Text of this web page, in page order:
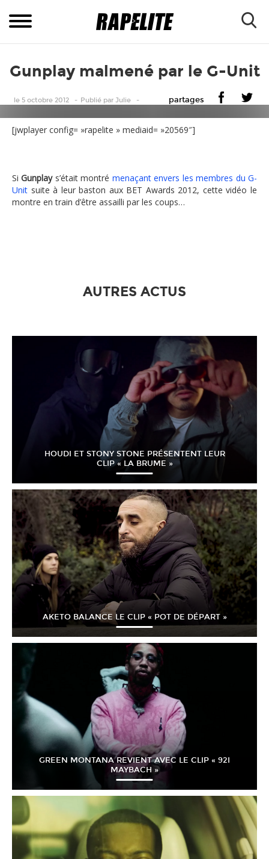
Gunplay malmené par le G-Unit
le 5 octobre 2012 Publiépar Julie partages
[jwplayer config= »rapelite » mediaid= »20569″]
SiGunplays’était montré menaçant envers les membres du G-
Unit suite à leur baston aux BET Awards 2012, cette vidéo le
montre en train d’être assailli par les coups…
AUTRES ACTUS
HOUDI ET STONY STONE PRÉSENTENT LEUR
CLIP « LA BRUME »
AKETO BALANCE LE CLIP « POT DE DÉPART »
GREEN MONTANA REVIENT AVEC LE CLIP « 92I
MAYBACH »